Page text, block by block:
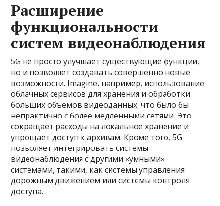
Расширение
функциональности
систем видеонаблюдения
5G не просто улучшает существующие функции,
но и позволяет создавать совершенно новые
возможности. Imagine, например, использование
облачных сервисов для хранения и обработки
больших объемов видеоданных, что было бы
непрактично с более медленными сетями. Это
сокращает расходы на локальное хранение и
упрощает доступ к архивам. Кроме того, 5G
позволяет интегрировать системы
видеонаблюдения с другими «умными»
системами, такими, как системы управления
дорожным движением или системы контроля
доступа.